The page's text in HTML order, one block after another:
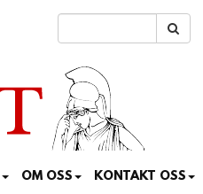
OM OSS KONTAKT OSS